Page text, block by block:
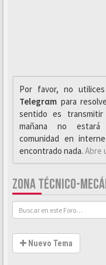
Por favor, no utilices
Telegrαm para
sentido es
mañana no estará
comunidad en
encontrado nada. Abre
ZONA TÉCNICO-
Nuevo Tema